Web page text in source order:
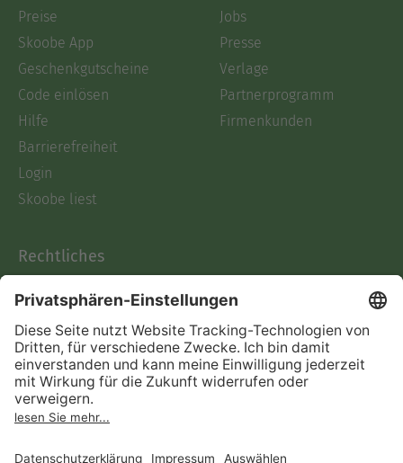
Preise
Skoobe App
Geschenkgutscheine
Code einlösen
Hilfe
Barrierefreiheit
Login
Skoobe liest
Jobs
Presse
Verlage
Partnerprogramm
Firmenkunden
Rechtliches
AGB
Informationen nach Data
Act
Verträge hier kündigen
Impressum